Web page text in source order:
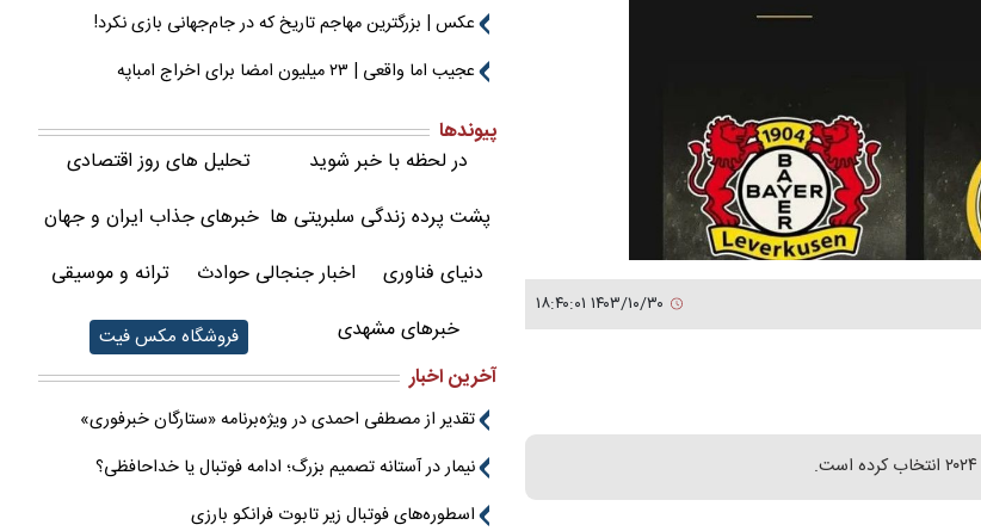
عکس | بزرگترین مهاجم تاریخ که در جام‌جهانی بازی نکرد!
عجیب اما واقعی | ۲۳ میلیون امضا برای اخراج امباپه
پیوندها
در لحظه با خبر شوید
تحلیل های روز اقتصادی
پشت پرده زندگی سلبریتی ها خبرهای جذاب ایران و جهان
دنیای فناوری
اخبار جنجالی حوادث
ترانه و موسیقی
خبرهای مشهدی
فروشگاه مکس فیت
آخرین اخبار
تقدیر از مصطفی احمدی در ویژه‌برنامه «ستارگان خبرفوری»
نیمار در آستانه تصمیم بزرگ؛ ادامه فوتبال یا خداحافظی؟
اسطوره‌های فوتبال زیر تابوت فرانکو بارزی